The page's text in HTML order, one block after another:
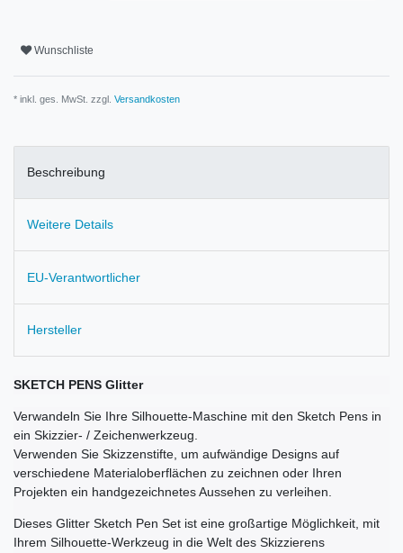
Wunschliste
* inkl. ges. MwSt. zzgl. Versandkosten
Beschreibung
Weitere Details
EU-Verantwortlicher
Hersteller
SKETCH PENS Glitter
Verwandeln Sie Ihre Silhouette-Maschine mit den Sketch Pens in
ein Skizzier- / Zeichenwerkzeug.
Verwenden Sie Skizzenstifte, um aufwändige Designs auf
verschiedene Materialoberflächen zu zeichnen oder Ihren
Projekten ein handgezeichnetes Aussehen zu verleihen.
Dieses Glitter Sketch Pen Set ist eine großartige Möglichkeit, mit
Ihrem Silhouette-Werkzeug in die Welt des Skizzierens